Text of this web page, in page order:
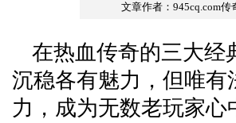
文章作者：945cq.com传
在热血传奇的三大经
沉稳各有魅力，但唯
力，成为无数老玩家